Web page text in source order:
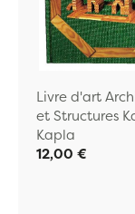
Livre d'art
et Structures
Kapla
12,00 €